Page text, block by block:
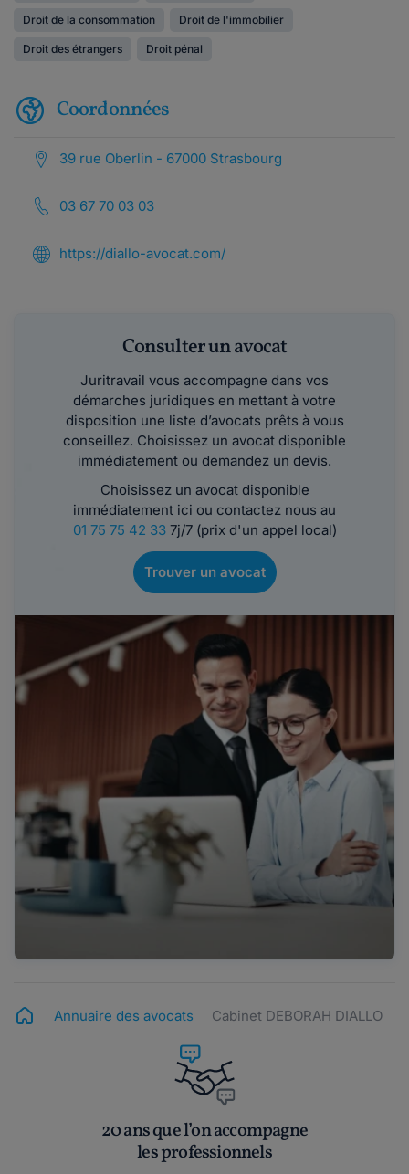
Droit de la consommation Droit de l'immobilier
Droit des étrangers Droit pénal
Coordonnées
39 rue Oberlin - 67000 Strasbourg
03 67 70 03 03
https://diallo-avocat.com/
Consulter un avocat
Juritravail vous accompagne dans vos
démarches juridiques en mettant à votre
disposition une liste d’avocats prêts à vous
conseillez. Choisissez un avocat disponible
immédiatement ou demandez un devis.
Choisissez un avocat disponible
immédiatement ici ou contactez nous au
01 75 75 42 337j/7 (prix d'un appel local)
Trouver un avocat
Annuaire des avocats Cabinet DEBORAH DIALLO
20 ans que l’on accompagne
les professionnels